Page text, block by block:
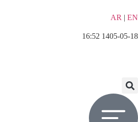
AR | EN
1405-05-18 16:52